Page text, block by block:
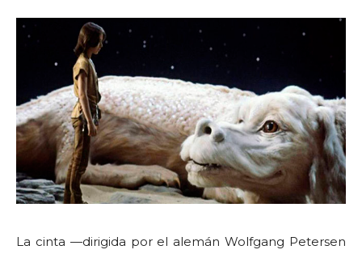
La cinta —dirigida por el alemán Wolfgang Petersen